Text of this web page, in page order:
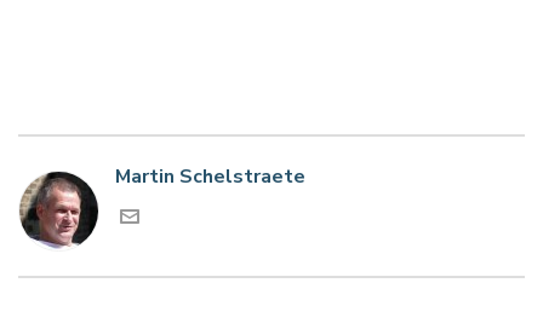
Martin Schelstraete